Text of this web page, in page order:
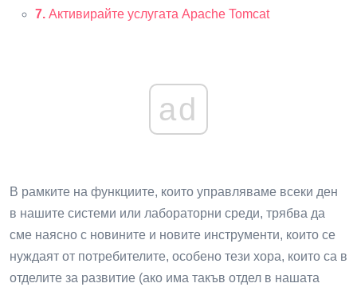
7. Активирайте услугата Apache Tomcat
ad
В рамките на функциите, които управляваме всеки ден
в нашите системи или лабораторни среди, трябва да
сме наясно с новините и новите инструменти, които се
нуждаят от потребителите, особено тези хора, които са в
отделите за развитие (ако има такъв отдел в нашата